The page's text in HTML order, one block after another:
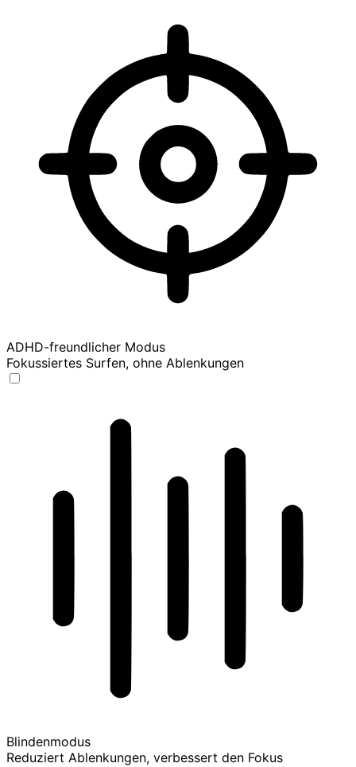
ADHD-freundlicher Modus
Fokussiertes Surfen, ohne Ablenkungen
Blindenmodus
Reduziert Ablenkungen, verbessert den Fokus